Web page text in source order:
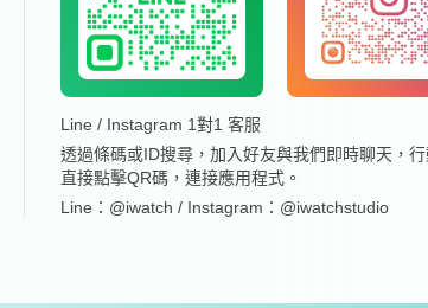
Line / Instagram 1對1 客服
透過條碼或ID搜尋，加入好友與我們即時聊天，
直接點擊QR碼，連接應用程式。
Line：@iwatch / Instagram：@iwatchstudio